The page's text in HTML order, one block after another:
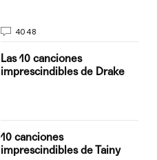
4048
Las 10 canciones
imprescindibles de Drake
10 canciones
imprescindibles de Tainy